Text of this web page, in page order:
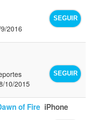
SEGUIR
2016
SEGUIR
10/2015
of Fire iPhone